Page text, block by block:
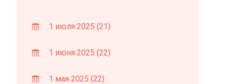
1 июля 2025 (21)
1 июня 2025 (22)
1 мая 2025 (22)